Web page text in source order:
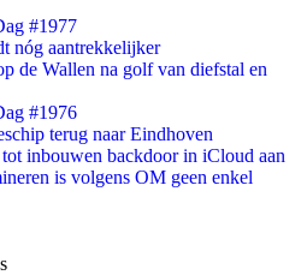
#1977
nóg aantrekkelijker
de Wallen na golf van diefstal en
#1976
terug naar Eindhoven
inbouwen backdoor in iCloud aan
is volgens OM geen enkel